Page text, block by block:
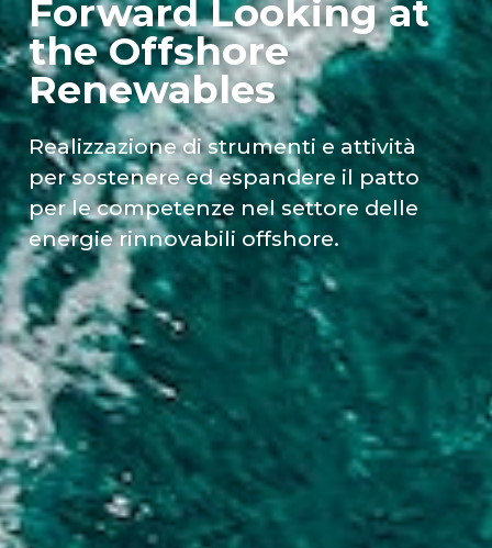
Forward Looking at
the Offshore
Renewables
Realizzazione di strumenti e attività
per sostenere ed espandere il patto
per le competenze nel settore delle
energie rinnovabili offshore.